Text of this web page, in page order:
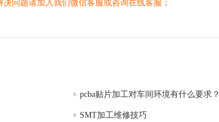
决问题请加入我们微信客服或咨询在线客服；
pcba贴片加工对车间环境有什么要求？
SMT加工维修技巧